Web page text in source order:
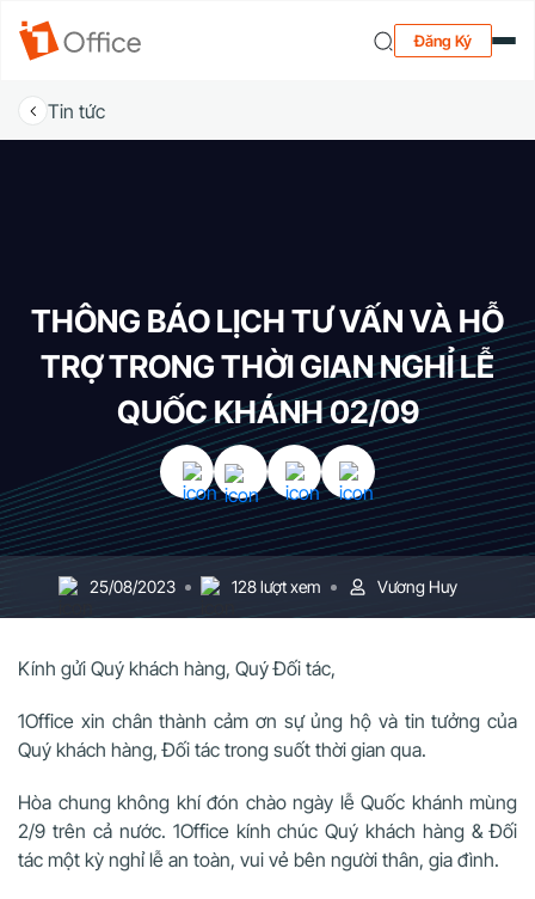
Đăng Ký
Tin tức
THÔNG BÁO LỊCH TƯ VẤN VÀ HỖ
TRỢ TRONG THỜI GIAN NGHỈ LỄ
QUỐC KHÁNH 02/09
25/08/2023 128 lượt xem Vương Huy
Kính gửi Quý khách hàng, Quý Đối tác,
1Office xin chân thành cảm ơn sự ủng hộ và tin tưởng của
Quý khách hàng, Đối tác trong suốt thời gian qua.
Hòa chung không khí đón chào ngày lễ Quốc khánh mùng
2/9 trên cả nước. 1Office kính chúc Quý khách hàng & Đối
tác một kỳ nghỉ lễ an toàn, vui vẻ bên người thân, gia đình.